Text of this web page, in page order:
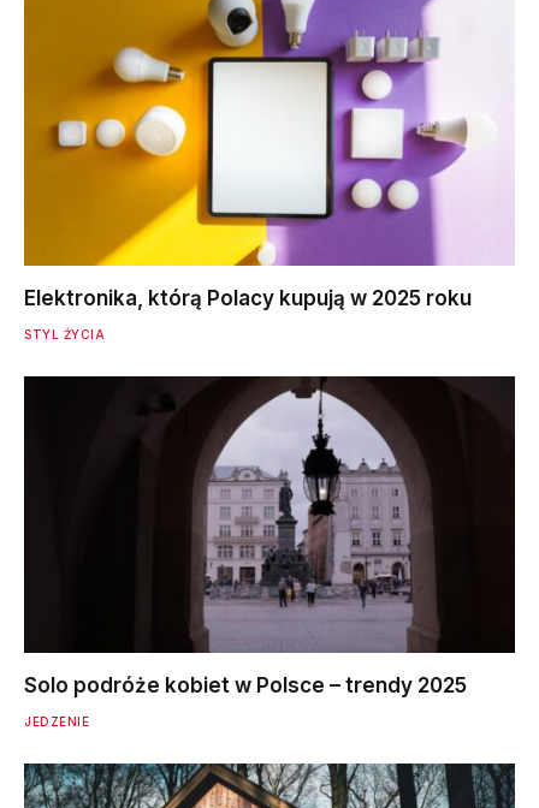
Elektronika, którą Polacy kupują w 2025 roku
STYL ŻYCIA
Solo podróże kobiet w Polsce – trendy 2025
JEDZENIE